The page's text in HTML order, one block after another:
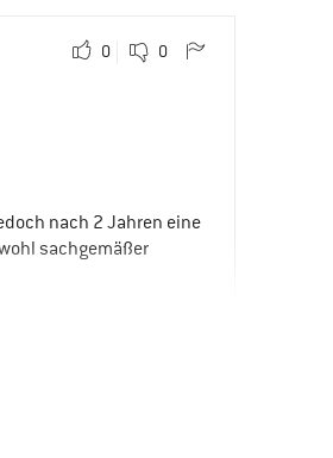
0 0
nach 2 Jahren eine
sachgemäßer